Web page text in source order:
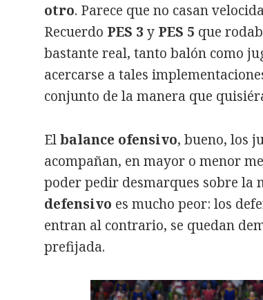
otro. Parece que no casan
Recuerdo PES 3 y PES 5 que
bastante real, tanto balón como
acercarse a tales
conjunto de la manera que
Elbalance ofensivo, bueno, los
acompañan, en mayor o menor
poder pedir desmarques sobre la
defensivo es mucho peor: los
entran al contrario, se quedan
prefijada.